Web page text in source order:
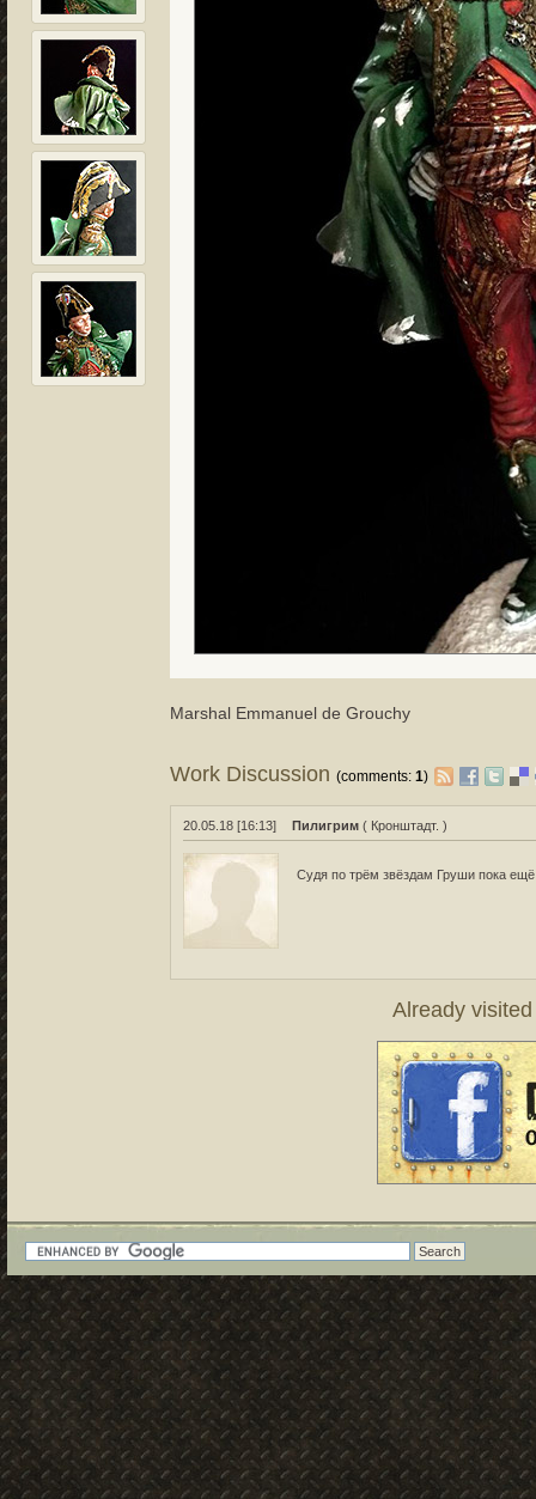
Marshal Emmanuel de Grouchy
Work Discussion(comments:1)
20.05.18 [16:13] Пилигрим ( Кронштадт. )
Судя по трём звёздам Груши пока
Already